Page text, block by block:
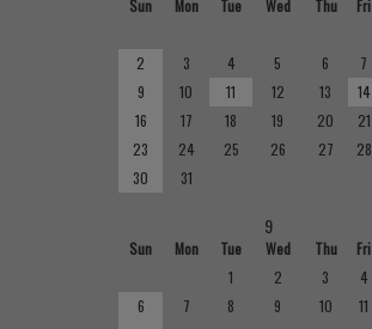
Sun Mon Tue Wed Thu Fri
2
3 4 5 6 7
9
10 11 12 13 14
16
17 18 19 20 21
23
24 25 26 27 28
30
31
9
Sun Mon Tue Wed Thu Fri
1
2 3 4
6
7 8 9 10 11